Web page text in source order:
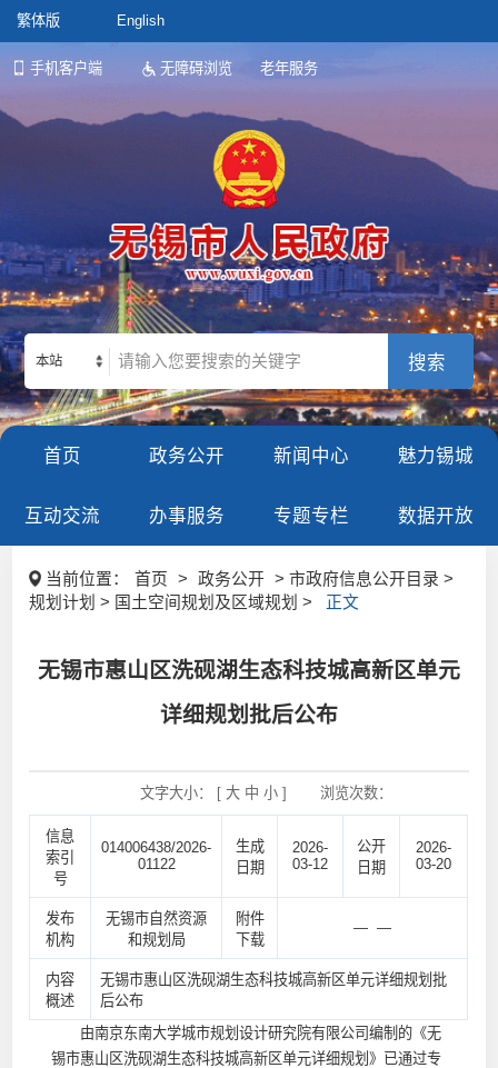
繁体版 English
手机客户端 无障碍浏览 老年服务
本站
首页 政务公开 新闻中心 魅力锡城
互动交流 办事服务 专题专栏 数据开放
当前位置： 首页 > 政务公开
> 市政府信息公开目录 >
规划计划 > 国土空间规划及区域规划 >
正文
无锡市惠山区洗砚湖生态科技城高新区单元
详细规划批后公布
文字大小： [ 大 中 小] 浏览次数：
信息
索引
号
014006438/2026-
01122
生成
日期
2026-
03-12
公开
日期
2026-
03-20
发布
机构
无锡市自然资源
和规划局
附件
下载
— —
内容
概述
无锡市惠山区洗砚湖生态科技城高新区单元详细规划批
后公布
由南京东南大学城市规划设计研究院有限公司编制的《无
锡市惠山区洗砚湖生态科技城高新区单元详细规划》已通过专